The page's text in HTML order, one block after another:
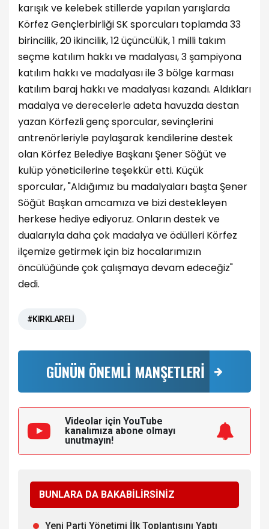
karışık ve kelebek stillerde yapılan yarışlarda
Körfez Gençlerbirliği SK sporcuları toplamda 33
birincilik, 20 ikincilik, 12 üçüncülük, 1 milli takım
seçme katılım hakkı ve madalyası, 3 şampiyona
katılım hakkı ve madalyası ile 3 bölge karması
katılım baraj hakkı ve madalyası kazandı. Aldıkları
madalya ve derecelerle adeta havuzda destan
yazan Körfezli genç sporcular, sevinçlerini
antrenörleriyle paylaşarak kendilerine destek
olan Körfez Belediye Başkanı Şener Söğüt ve
kulüp yöneticilerine teşekkür etti. Küçük
sporcular, "Aldığımız bu madalyaları başta Şener
Söğüt Başkan amcamıza ve bizi destekleyen
herkese hediye ediyoruz. Onların destek ve
dualarıyla daha çok madalya ve ödülleri Körfez
ilçemize getirmek için biz hocalarımızın
öncülüğünde çok çalışmaya devam edeceğiz"
dedi.
#KIRKLARELİ
GÜNÜN ÖNEMLİ MANŞETLERİ
Videolar için YouTube
kanalımıza abone olmayı
unutmayın!
BUNLARA DA BAKABİLİRSİNİZ
Yeni Parti Yönetimi İlk Toplantısını Yaptı